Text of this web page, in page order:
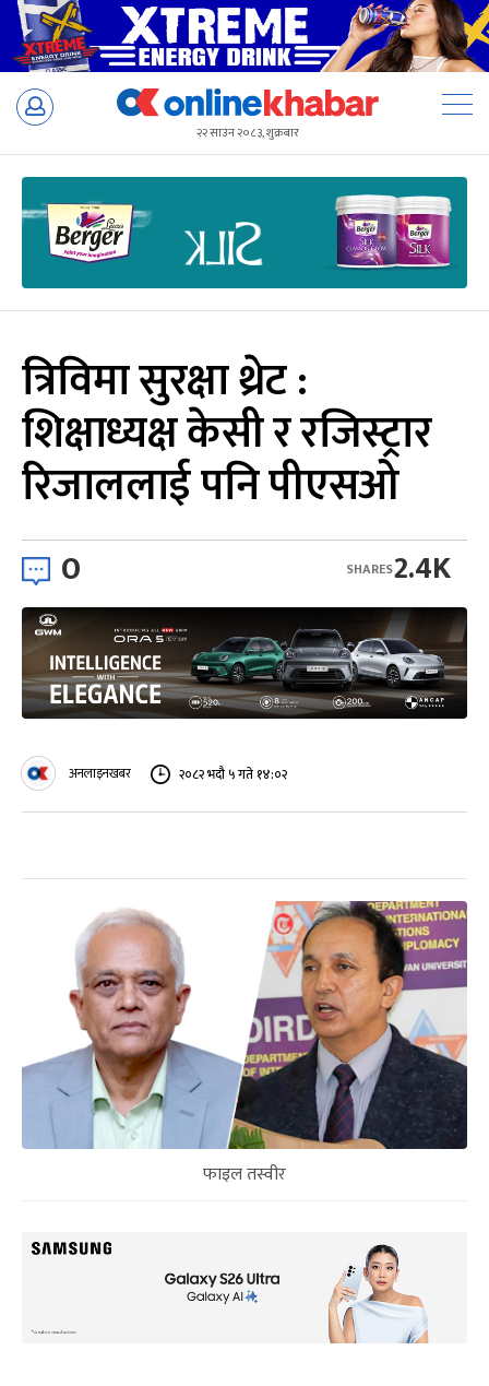
Skip
२२ साउन २०८३, शुक्रबार
त्रिविमा सुरक्षा थ्रेट :
शिक्षाध्यक्ष केसी र रजिस्ट्रार
रिजाललाई पनि पीएसओ
0 2.4K
SHARES
अनलाइनखबर २०८२ भदौ ५ गते १४:०२
फाइल तस्वीर